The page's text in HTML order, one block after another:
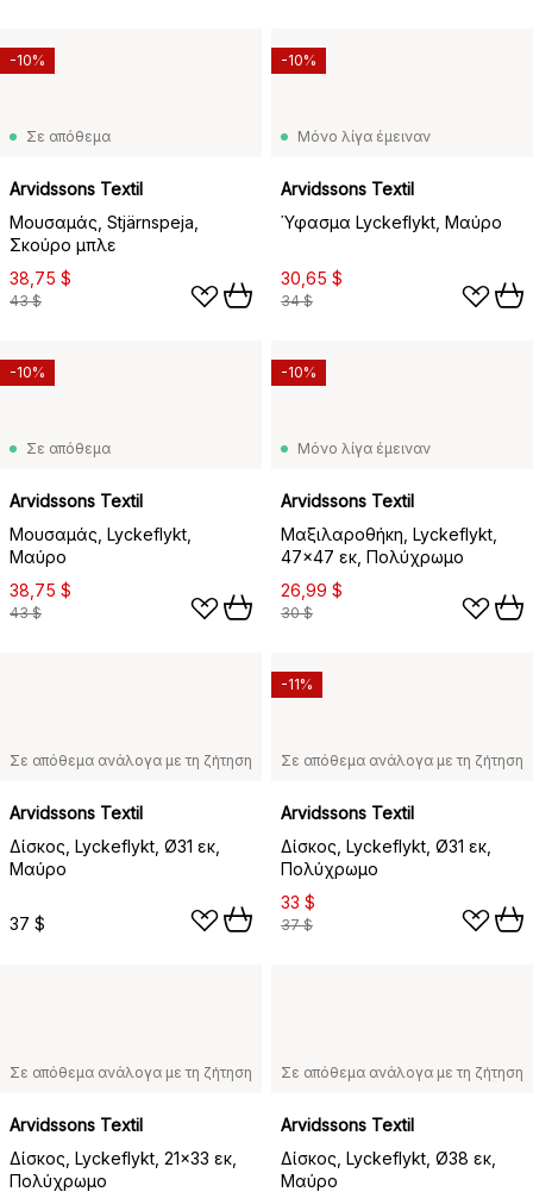
Σε απόθεμα
Arvidssons Textil
Μουσαμάς, Stjärnspeja,
Σκούρο μπλε
38,75 $
43 $
-10%
Μόνο λίγα έμειναν
Arvidssons Textil
Ύφασμα Lyckeflykt, Μαύρο
30,65 $
34 $
-10%
Σε απόθεμα
Arvidssons Textil
Μουσαμάς, Lyckeflykt,
Μαύρο
38,75 $
43 $
-10%
Μόνο λίγα έμειναν
Arvidssons Textil
Μαξιλαροθήκη, Lyckeflykt,
47x47 εκ, Πολύχρωμο
26,99 $
30 $
-10%
Σε απόθεμα ανάλογα με τη ζήτηση
Arvidssons Textil
Δίσκος, Lyckeflykt, Ø31 εκ,
Μαύρο
37 $
Σε απόθεμα ανάλογα με τη ζήτηση
Arvidssons Textil
Δίσκος, Lyckeflykt, Ø31 εκ,
Πολύχρωμο
33 $
37 $
-11%
Σε απόθεμα ανάλογα με τη ζήτηση
Arvidssons Textil
Δίσκος, Lyckeflykt, 21x33 εκ,
Πολύχρωμο
Σε απόθεμα ανάλογα με τη ζήτηση
Arvidssons Textil
Δίσκος, Lyckeflykt, Ø38 εκ,
Μαύρο